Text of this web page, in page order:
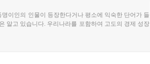
이인의 인물이 등장한다거나 평소에 익숙한 단어가 들
알고 있습니다. 우리나라를 포함하여 고도의 경제 성장